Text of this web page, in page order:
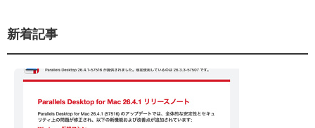
新着記事